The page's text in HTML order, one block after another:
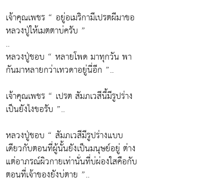
เจ้าคุณเพชร “ อยู่อเมริกามีเปรตผีมาขอ
หลวงปู่ให้เมตตาบ่ครับ ”
..
หลวงปู่ชอบ “ หลายโพด มาทุกวัน พา
กันมาหลายกว่าเทวดาอยู่นี่อีก ”..
เจ้าคุณเพชร “ เปรต สัมภเวสีนี้มีรูปร่าง
เป็นยังไงขอรับ ”..
หลวงปู่ชอบ “ สัมภเวสีมีรูปร่างแบบ
เดียวกับตอนที่ผู้นั้นยังเป็นมนุษย์อยู่ ต่าง
แต่อาภรณ์ผิวกายเท่านั่นที่บ่ผ่องใสคือกับ
ตอนที่เจ้าของยังบ่ตาย ”..